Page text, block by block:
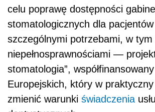
celu poprawę dostępności
stomatologicznych dla
szczególnymi potrzebami, w
niepełnosprawnościami —
stomatologia”,
Europejskich, który w
zmienić warunki świadczenia